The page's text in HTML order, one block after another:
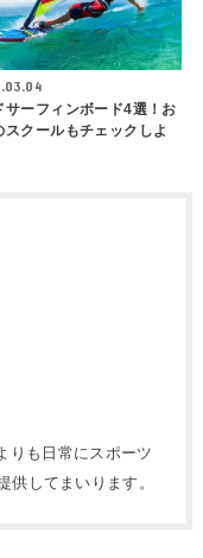
サーフィンボード4選！お
スクールもチェックしよ
りも日常にスポーツ
供してまいります。